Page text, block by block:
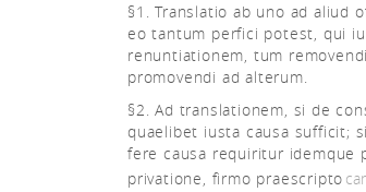
§1. Translatio ab uno ad aliud
eo tantum perfici potest, qui
renuntiationem, tum
promovendi ad alterum.
§2. Ad translationem, si de
quaelibet iusta causa sufficit;
fere causa requiritur idemque
privatione, firmo praescripto